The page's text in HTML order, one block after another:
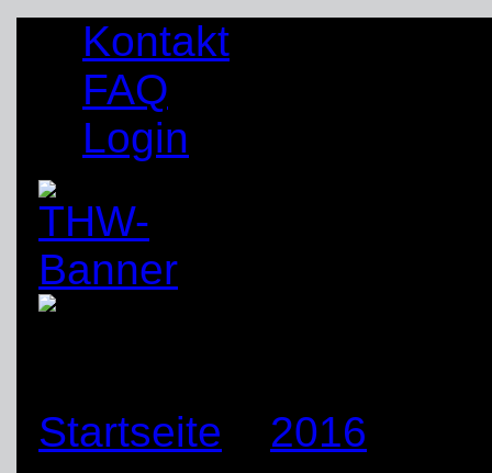
Kontakt
FAQ
Login
Startseite 2016